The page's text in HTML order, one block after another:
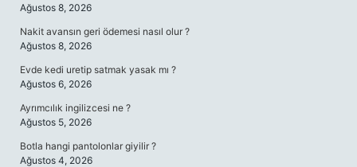
Ağustos 8, 2026
Nakit avansın geri ödemesi nasıl olur ?
Ağustos 8, 2026
Evde kedi uretip satmak yasak mı ?
Ağustos 6, 2026
Ayrımcılık ingilizcesi ne ?
Ağustos 5, 2026
Botla hangi pantolonlar giyilir ?
Ağustos 4, 2026